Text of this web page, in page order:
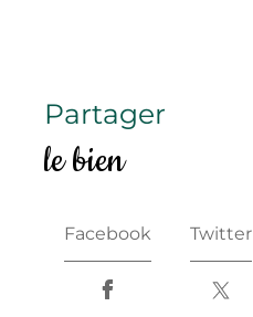
partager
le bien
Facebook Twitter